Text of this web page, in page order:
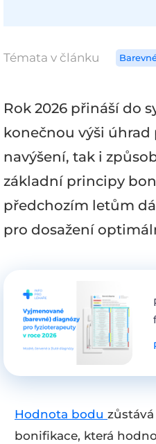
Témata v článku
Rok 2026 přináší do
konečnou výši
navýšení, tak i
základní principy
předchozím letům
pro dosažení
Hodnota bodu
bonifikace, která